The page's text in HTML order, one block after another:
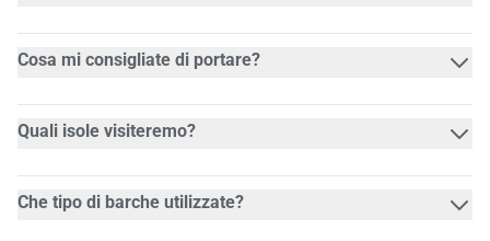
Cosa mi consigliate di portare?
Quali isole visiteremo?
Che tipo di barche utilizzate?